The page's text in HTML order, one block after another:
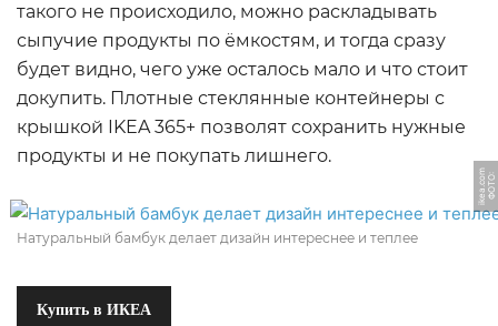
такого не происходило, можно раскладывать
сыпучие продукты по ёмкостям, и тогда сразу
будет видно, чего уже осталось мало и что стоит
докупить. Плотные стеклянные контейнеры с
крышкой IKEA 365+ позволят сохранить нужные
продукты и не покупать лишнего.
Ф
О
Т
О:
i
k
e
a.
c
o
m
Натуральный бамбук делает дизайн интереснее и теплее
Купить в ИКЕА